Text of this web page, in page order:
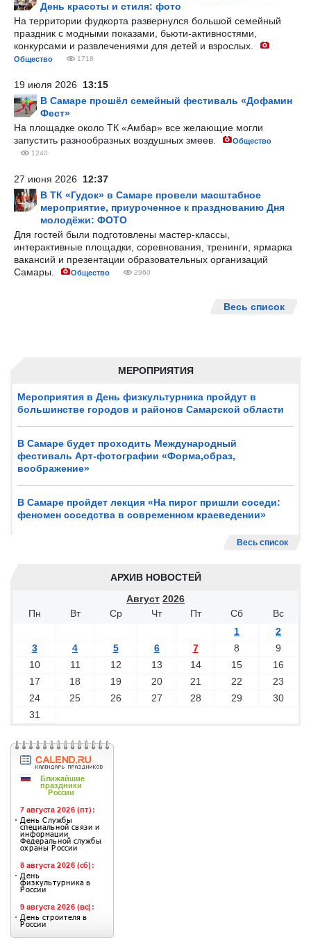
МЕРОПРИЯТИЯ
Мероприятия в День физкультурника пройдут в
большинстве городов и районов Самарской области
В Самаре будет проходить Международный
фестиваль Арт-фотографии «Форма,образ,
воображение»
В Самаре пройдет лекция «На пирог пришли соседи:
феномен соседства в современном краеведении»
Весь список
АРХИВ НОВОСТЕЙ
Август 2026
Пн
Вт Ср Чт Пт Сб
Вс
1
2
3
4 5 6 7 8
9
10
11 12 13 14 15
16
17
18 19 20 21 22
23
24
25 26 27 28 29
30
31
День красоты и стиля: фото
На территории фудкорта развернулся большой семейный
праздник с модными показами, бьюти-активностями,
конкурсами и развлечениями для детей и взрослых.
Общество 1718
19 июля 2026 13:15
В Самаре прошёл семейный фестиваль «Дофамин
Фест»
На площадке около ТК «Амбар» все желающие могли
запустить разнообразных воздушных змеев.
Общество
1240
27 июня 2026 12:37
В ТК «Гудок» в Самаре провели масштабное
мероприятие, приуроченное к празднованию Дня
молодёжи: ФОТО
Для гостей были подготовлены мастер-классы,
интерактивные площадки, соревнования, тренинги, ярмарка
вакансий и презентации образовательных организаций
Самары.
Общество 2960
Весь список